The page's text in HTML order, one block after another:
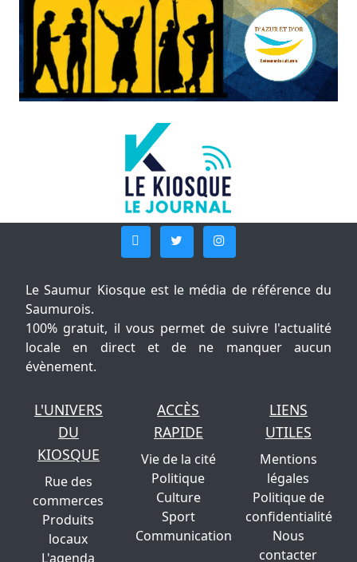
Le Saumur Kiosque est le média de référence du
Saumurois.
100% gratuit, il vous permet de suivre l'actualité
locale en direct et de ne manquer aucun
évènement.
L'UNIVERS
DU
KIOSQUE
Rue des
commerces
Produits
locaux
L'agenda
ACCÈS
RAPIDE
Vie de la cité
Politique
Culture
Sport
Communication
LIENS
UTILES
Mentions
légales
Politique de
confidentialité
Nous
contacter